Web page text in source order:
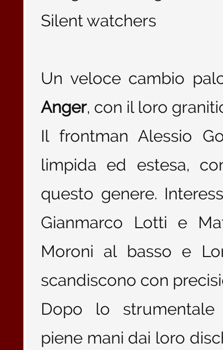
Silent watchers
Un veloce cambio
Anger, con il loro
Il frontman Alessio
limpida ed estesa,
questo genere.
Gianmarco Lotti e
Moroni al basso e
scandiscono con
Dopo lo strumentale
piene mani dai loro